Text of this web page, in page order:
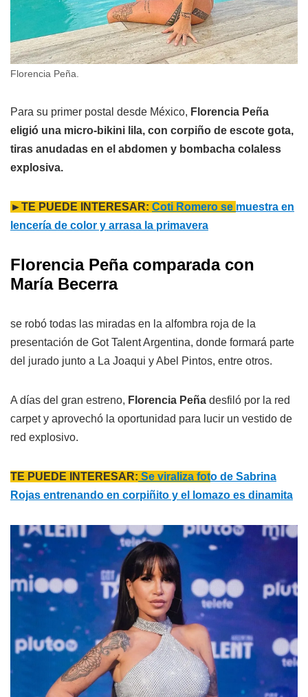
Florencia Peña.
Para su primer postal desde México, Florencia Peña
eligió una micro-bikini lila, con corpiño de escote gota,
tiras anudadas en el abdomen y bombacha colaless
explosiva.
►TE PUEDE INTERESAR: Coti Romero se muestra en
lencería de color y arrasa la primavera
Florencia Peña comparada con
María Becerra
se robó todas las miradas en la alfombra roja de la
presentación de Got Talent Argentina, donde formará parte
del jurado junto a La Joaqui y Abel Pintos, entre otros.
A días del gran estreno, Florencia Peña desfiló por la red
carpet y aprovechó la oportunidad para lucir un vestido de
red explosivo.
TE PUEDE INTERESAR: Se viraliza foto de Sabrina
Rojas entrenando en corpiñito y el lomazo es dinamita